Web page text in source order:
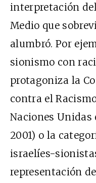
interpretación
Medio que
alumbró. Por
sionismo con
protagoniza la
contra el
Naciones Unidas
2001) o la
israelíes-
representación